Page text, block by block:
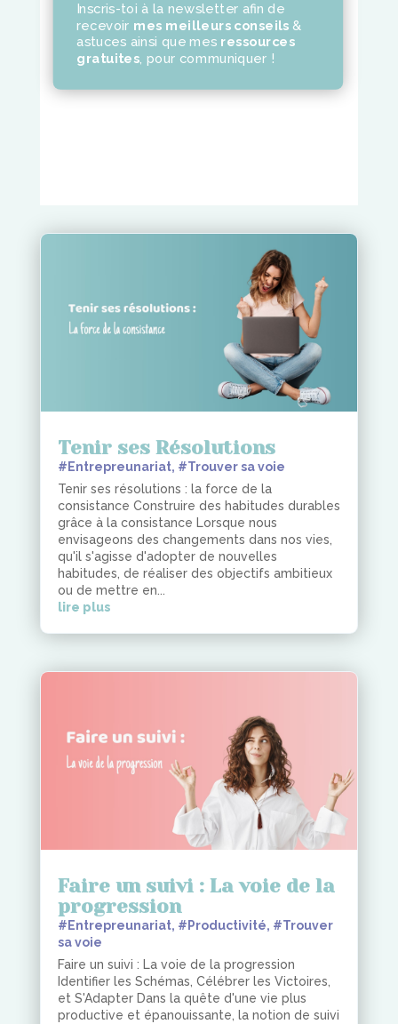
Inscris-toi à la newsletter afin de
recevoir mes meilleurs conseils &
astuces ainsi que mes ressources
gratuites pour communiquer !
Tenir ses Résolutions
#Entrepreunariat, #Trouver sa voie
Tenir ses résolutions : la force de la
consistance Construire des habitudes durables
grâce à la consistance Lorsque nous
envisageons des changements dans nos vies,
qu'il s'agisse d'adopter de nouvelles
habitudes, de réaliser des objectifs ambitieux
ou de mettre en...
lire plus
Faire un suivi : La voie de la
progression
#Entrepreunariat, #Productivité, #Trouver
sa voie
Faire un suivi : La voie de la progression
Identifier les Schémas, Célébrer les Victoires,
et S'Adapter Dans la quête d'une vie plus
productive et épanouissante, la notion de suivi